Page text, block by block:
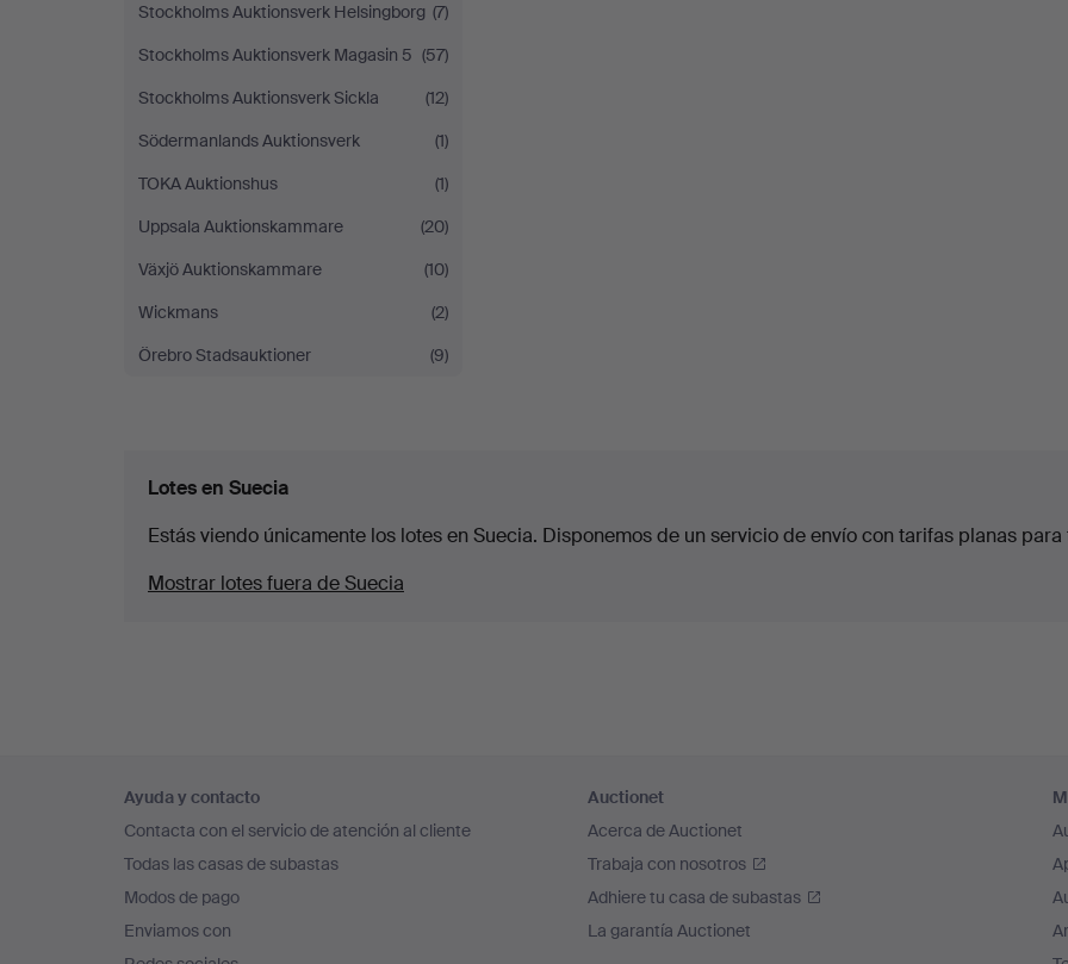
Stockholms Auktionsverk Helsingborg (7)
Stockholms Auktionsverk Magasin 5 (57)
Stockholms Auktionsverk Sickla
(12)
Södermanlands Auktionsverk
(1)
TOKA Auktionshus
(1)
Uppsala Auktionskammare
(20)
Växjö Auktionskammare
(10)
Wickmans
(2)
Örebro Stadsauktioner
(9)
Lotes en Suecia
Estás viendo únicamente los lotes en Suecia. Disponemos de un servicio de envío con tarifas planas
Mostrar lotes fuera de Suecia
en
el
pie
de
página
Ayuda y contacto
Contacta con el servicio de atención al cliente
Todas las casas de subastas
Modos de pago
Enviamos con
Auctionet
Acerca de Auctionet
Trabaja con nosotros
Adhiere tu casa de subastas
La garantía Auctionet